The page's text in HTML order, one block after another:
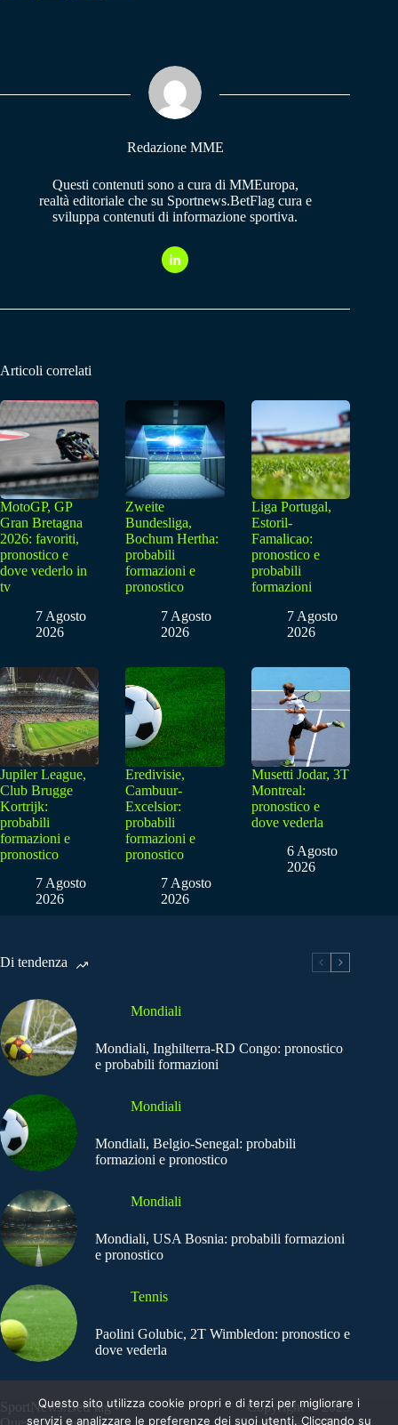
pp m
Redazione MME
Questi contenuti sono a cura di MMEuropa,
realtà editoriale che su Sportnews.BetFlag cura e
sviluppa contenuti di informazione sportiva.
Articoli correlati
MotoGP, GP
Gran Bretagna
2026: favoriti,
pronostico e
dove vederlo in
tv
7 Agosto
2026
Zweite
Bundesliga,
Bochum Hertha:
probabili
formazioni e
pronostico
7 Agosto
2026
Liga Portugal,
Estoril-
Famalicao:
pronostico e
probabili
formazioni
7 Agosto
2026
Jupiler League,
Club Brugge
Kortrijk:
probabili
formazioni e
pronostico
7 Agosto
2026
Eredivisie,
Cambuur-
Excelsior:
probabili
formazioni e
pronostico
7 Agosto
2026
Musetti Jodar, 3T
Montreal:
pronostico e
dove vederla
6 Agosto
2026
Di tendenza
Mondiali
Mondiali, Inghilterra-RD Congo: pronostico
e probabili formazioni
Mondiali
Mondiali, Belgio-Senegal: probabili
formazioni e pronostico
Mondiali
Mondiali, USA Bosnia: probabili formazioni
e pronostico
Tennis
Paolini Golubic, 2T Wimbledon: pronostico e
dove vederla
SportNews.BetFlag -
Copyright © 2025
Questo sito utilizza cookie propri e di terzi per migliorare i
servizi e analizzare le preferenze dei suoi utenti. Cliccando su